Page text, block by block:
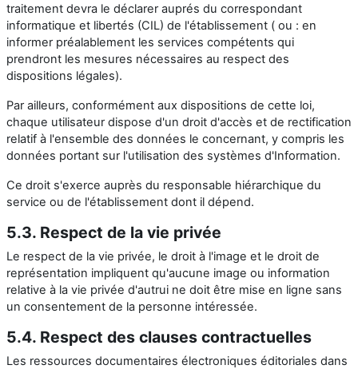
traitement devra le déclarer auprés du correspondant
informatique et libertés (CIL) de l'établissement ( ou : en
informer préalablement les services compétents qui
prendront les mesures nécessaires au respect des
dispositions légales).
Par ailleurs, conformément aux dispositions de cette loi,
chaque utilisateur dispose d'un droit d'accès et de rectification
relatif à l'ensemble des données le concernant, y compris les
données portant sur l'utilisation des systèmes d'Information.
Ce droit s'exerce auprès du responsable hiérarchique du
service ou de l'établissement dont il dépend.
5.3. Respect de la vie privée
Le respect de la vie privée, le droit à l'image et le droit de
représentation impliquent qu'aucune image ou information
relative à la vie privée d'autrui ne doit être mise en ligne sans
un consentement de la personne intéressée.
5.4. Respect des clauses contractuelles
Les ressources documentaires électroniques éditoriales dans